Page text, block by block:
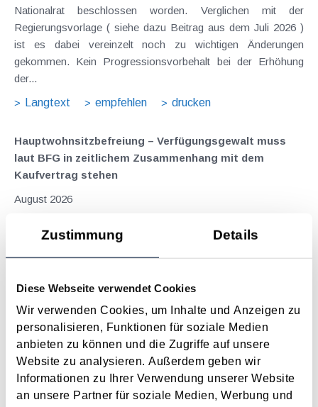
Zustimmung Details
Diese Webseite verwendet Cookies
Wir verwenden Cookies, um Inhalte und Anzeigen zu
personalisieren, Funktionen für soziale Medien
anbieten zu können und die Zugriffe auf unsere
Website zu analysieren. Außerdem geben wir
Informationen zu Ihrer Verwendung unserer Website
an unsere Partner für soziale Medien, Werbung und
Nationalrat beschlossen worden. Verglichen mit der
Regierungsvorlage ( siehe dazu Beitrag aus dem Juli 2026 )
ist es dabei vereinzelt noch zu wichtigen Änderungen
gekommen. Kein Progressionsvorbehalt bei der Erhöhung
der...
Langtext
empfehlen drucken
Hauptwohnsitz​­befreiung – Verfügungsgewalt muss
laut BFG in zeitlichem Zusammenhang mit dem
Kaufvertrag stehen
August 2026
Ausnahme von der bei privaten Grundstücksveräußerungen
regelmäßig anfallenden Immobilienertragsteuer (ImmoESt)
Hauptwohnsitzbefreiung erfüllt sind....
Langtext
empfehlen drucken
Tagesgelder auch bei eintägiger Reise ohne
August 2026